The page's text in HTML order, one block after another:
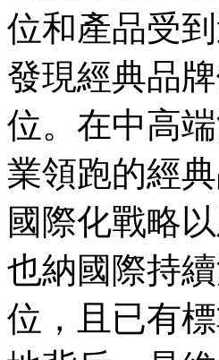
位和產品受
發現經典品
位。在中高
業領跑的經
國際化戰略
也納國際持
位，且已有